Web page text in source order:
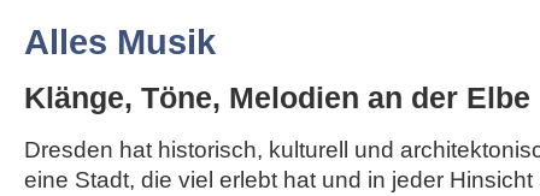
Alles Musik
Klänge, Töne, Melodien an der Elbe
Dresden hat historisch, kulturell und
eine Stadt, die viel erlebt hat und in jeder